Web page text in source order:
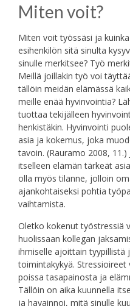
Miten voit?
Miten voit työssäsi ja
esihenkilön sitä sinulta
sinulle merkitsee? Työ
Meillä joillakin työ voi
tällöin meidän elämässä
meille enää hyvinvointia?
tuottaa tekijälleen
henkistäkin. Hyvinvointi
asia ja kokemus, joka
tavoin. (Rauramo 2008,
itselleen elämän tärkeät
olla myös tilanne, jolloin
ajankohtaiseksi pohtia
vaihtamista.
Oletko kokenut työstressiä
huolissaan kollegan
ihmiselle ajoittain tyypillistä
toimintakykyä.
poissa tasapainosta ja
Tällöin on aika kuunnella
ja havainnoi, mitä sinulle